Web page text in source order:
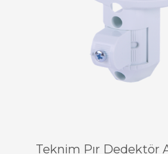
Teknim Pır Dedektör